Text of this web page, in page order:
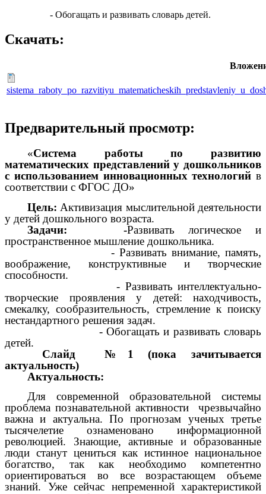
- Обогащать и развивать словарь детей.
Скачать:
Предварительный просмотр:
«Система работы по развитию
математических представлений у дошкольников
с использованием инновационных технологий в
соответствии с ФГОС ДО»
Цель: Активизация мыслительной деятельности
у детей дошкольного возраста.
Задачи: -Развивать логическое и
пространственное мышление дошкольника.
- Развивать внимание, память,
воображение, конструктивные и творческие
способности.
- Развивать интеллектуально-
творческие проявления у детей: находчивость,
смекалку, сообразительность, стремление к поиску
нестандартного решения задач.
- Обогащать и развивать словарь
детей.
Слайд №1 (пока зачитывается
актуальность)
Актуальность:
Для современной образовательной системы
проблема познавательной активности чрезвычайно
важна и актуальна. По прогнозам ученых третье
тысячелетие ознаменовано информационной
революцией. Знающие, активные и образованные
люди станут цениться как истинное национальное
богатство, так как необходимо компетентно
ориентироваться во все возрастающем объеме
знаний. Уже сейчас непременной характеристикой